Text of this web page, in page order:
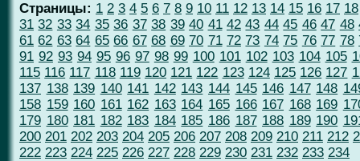
Страницы: 1 2 3 4 5 6 7 8 9 10 11 12 13 14 15 16 17 18
31 32 33 34 35 36 37 38 39 40 41 42 43 44 45 46 47 48
61 62 63 64 65 66 67 68 69 70 71 72 73 74 75 76 77 78
91 92 93 94 95 96 97 98 99 100 101 102 103 104 105
115 116 117 118 119 120 121 122 123 124 125 126 127
137 138 139 140 141 142 143 144 145 146 147 148
158 159 160 161 162 163 164 165 166 167 168 169
179 180 181 182 183 184 185 186 187 188 189 190
200 201 202 203 204 205 206 207 208 209 210 211 212
222 223 224 225 226 227 228 229 230 231 232 233 234